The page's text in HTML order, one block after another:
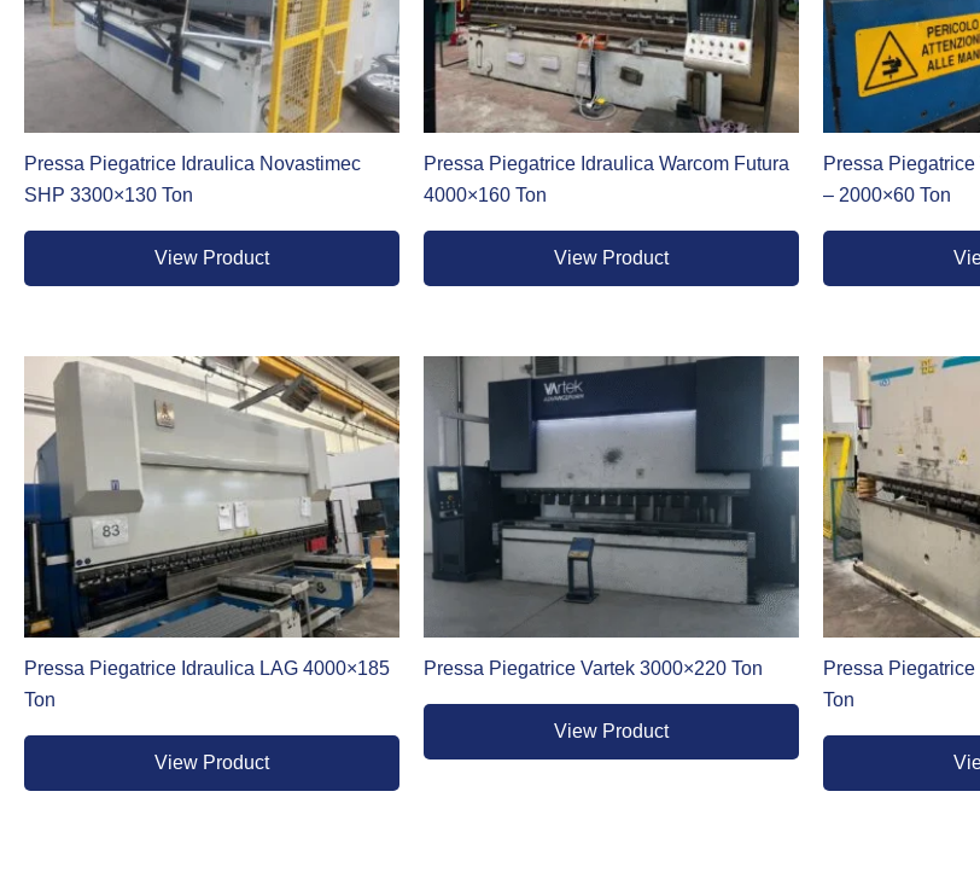
L’Eccellenza del Nuovo e le Occasioni dell’Usato
Nella nostra proposta, la qualità costruttiva incontra l’esigenza di investimento di ogni azienda. Per chi punta
mondiale nella produzione di presse piegatrici nuove dotate di controlli numerici (CNC) di ultima generazione e
Gamma Dener Idraulica
Gamma Dener Elettrica
Gamma Dener Ballscrew
Per le realtà che desiderano ottimizzare il budget senza rinunciare alla qualità industriale, disponiamo di una
revisionata e testata dai nostri tecnici per garantire prestazioni costanti e una lunga vita operativa.
Vedi le offerte sulla Pressa Piegatrice Usata
Pressa Piegatrice Idraulica Novastimec
SHP 3300×130 Ton
View Product
Pressa Piegatrice Idraulica Warcom Futura
4000×160 Ton
View Product
Pressa
– 2000×60 Ton
Pressa Piegatrice Idraulica LAG 4000×185
Ton
View Product
Pressa Piegatrice Vartek 3000×220 Ton
View Product
Pressa
Ton